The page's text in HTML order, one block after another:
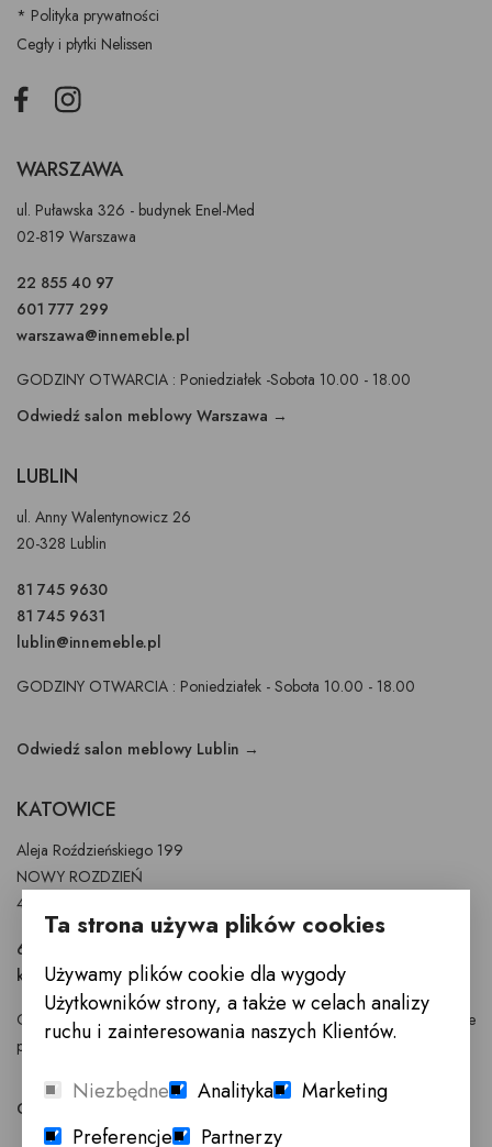
* Polityka prywatności
Cegły i płytki Nelissen
FacebookInstagram
WARSZAWA
ul. Puławska 326 - budynek Enel-Med
02-819 Warszawa
22 855 40 97
601 777 299
warszawa@innemeble.pl
GODZINY OTWARCIA : Poniedziałek -Sobota 10.00 - 18.00
Odwiedź salon meblowy Warszawa →
LUBLIN
ul. Anny Walentynowicz 26
20-328 Lublin
81 745 9630
81 745 9631
lublin@innemeble.pl
GODZINY OTWARCIA : Poniedziałek - Sobota 10.00 - 18.00
Odwiedź salon meblowy Lublin →
KATOWICE
Aleja Roździeńskiego 199
NOWY ROZDZIEŃ
40-315 Katowice
697 900 251
katowice@innemeble.pl
GODZINY OTWARCIA : Poniedziałek -Sobota 10.00 - 19.00 Niedziele
pracujące 10.00 - 17.00
Odwiedź salon meblowy Katowice →
Ta strona używa plików cookies
Używamy plików cookie dla wygody
Użytkowników strony, a także w celach analizy
ruchu i zainteresowania naszych Klientów.
Niezbędne Analityka
Marketing
Preferencje
Partnerzy